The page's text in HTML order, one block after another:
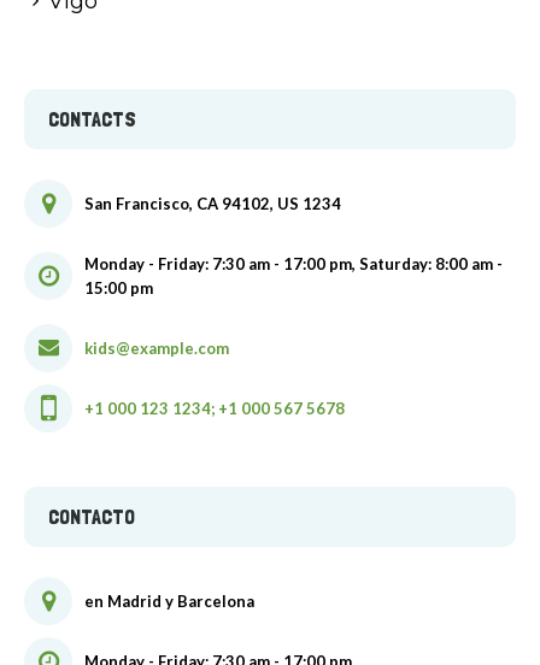
CONTACTS
San Francisco, CA 94102, US 1234
Monday - Friday: 7:30 am - 17:00 pm, Saturday: 8:00 am -
15:00 pm
kids@example.com
+1 000 123 1234; +1 000 567 5678
CONTACTO
en Madrid y Barcelona
Monday - Friday: 7:30 am - 17:00 pm